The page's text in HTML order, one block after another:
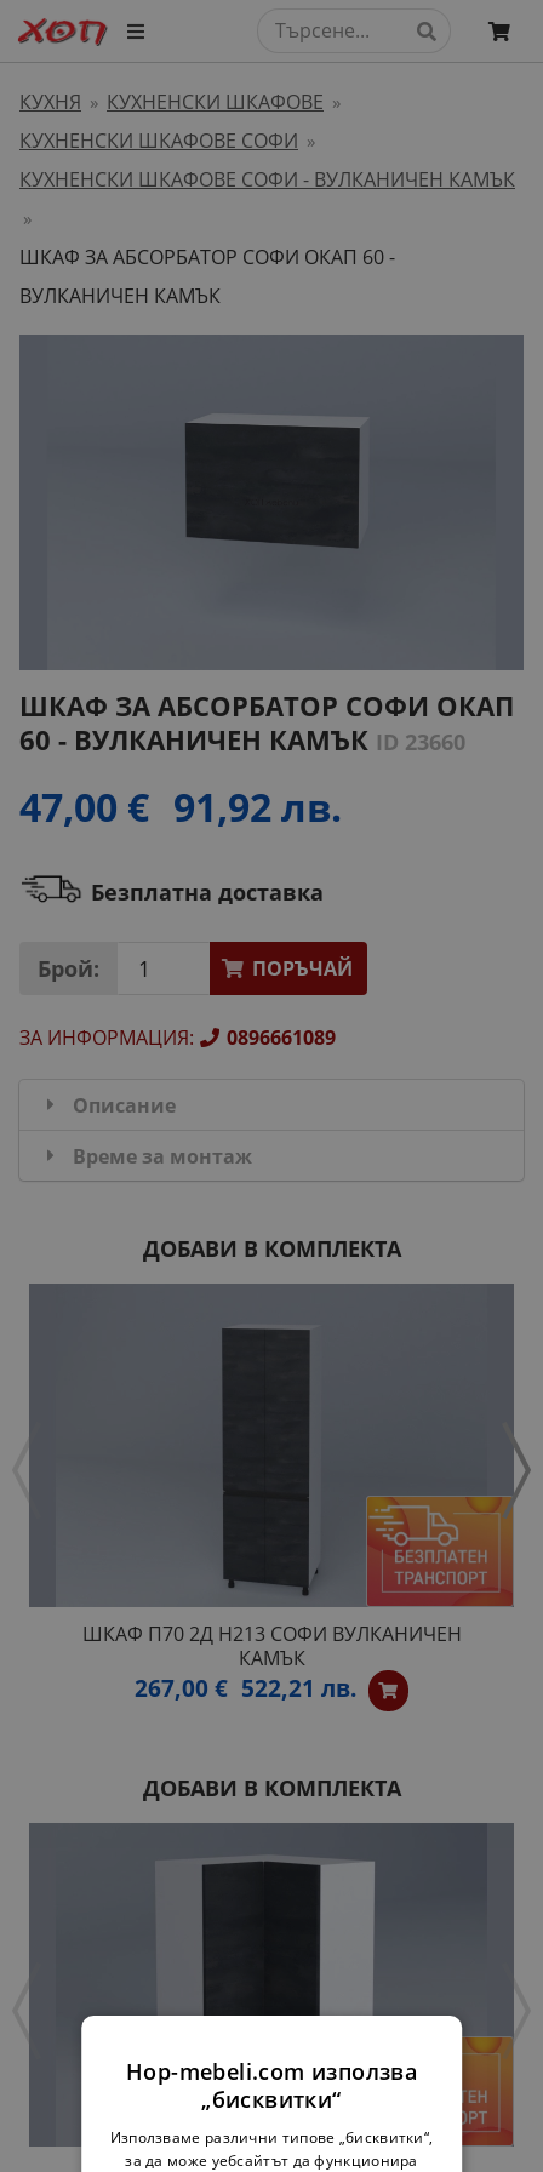
КУХНЯ » КУХНЕНСКИ ШКАФОВЕ »
КУХНЕНСКИ ШКАФОВЕ СОФИ »
КУХНЕНСКИ ШКАФОВЕ СОФИ - ВУЛКАНИЧЕН КАМЪК
»
ШКАФ ЗА АБСОРБАТОР СОФИ ОКАП 60 -
ВУЛКАНИЧЕН КАМЪК
ШКАФ ЗА АБСОРБАТОР СОФИ ОКАП
60 - ВУЛКАНИЧЕН КАМЪК ID 23660
47,00 € 91,92 лв.
Безплатна доставка
Брой: ПОРЪЧАЙ
ЗА ИНФОРМАЦИЯ: 0896661089
Описание
Време за монтаж
ДОБАВИ В КОМПЛЕКТА
ШКАФ П70 2Д H213 СОФИ ВУЛКАНИЧЕН
КАМЪК
267,00 € 522,21 лв.
ДОБАВИ В КОМПЛЕКТА
Hop-mebeli.com използва
„бисквитки“
Използваме различни типове „бисквитки“,
за да може уебсайтът да функционира